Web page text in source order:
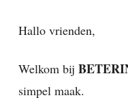
Hallo vrienden,
Welkom bij
simpel maak.